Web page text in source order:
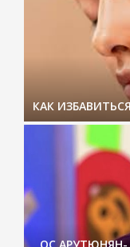
КАК